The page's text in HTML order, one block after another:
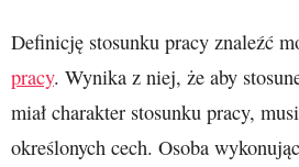
Definicję stosunku pracy znaleźć
pracy. Wynika z niej, że aby
miał charakter stosunku pracy,
określonych cech. Osoba